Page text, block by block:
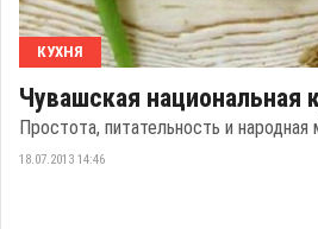
КУХНЯ
Чувашская национальная
Простота, питательность и народная
18.07.2013 14:46